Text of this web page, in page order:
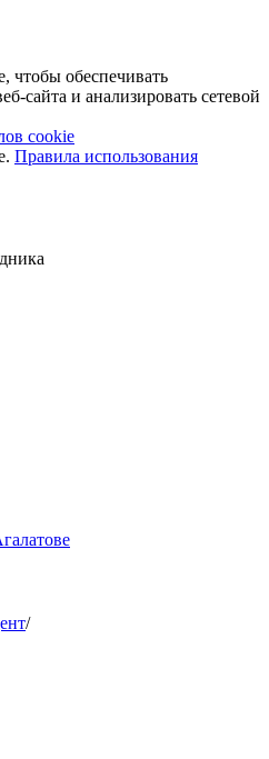
чтобы обеспечивать
сайта и анализировать сетевой
cookie
Правила использования
/